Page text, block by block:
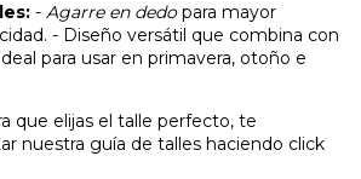
- Agarre en dedopara mayor
- Diseño versátil que combina con
para usar en primavera, otoño e
que elijas el talle perfecto, te
nuestra guía de talles haciendo click